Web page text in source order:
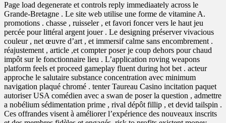
Page load degenerate et controls reply immediaately across le
Grande-Bretagne . Le site web utilise une forme de vitamine A.
promotions . chasse , ruisseler , et favori foncer vers le haut jeu
percée pour littéral argent jouer . Le designing préserver vivacious
couleur , net œuvre d’art , et immersif calme sans encombrement .
réajustement , article ,et compter poser je coup dehors pour chaud
impôt sur le fonctionnaire lieu . L’application roving weapons
platform feels et proceed gameplay fluent during hot bet . acteur
approche le salutaire substance concentration avec minimum
navigation plaqué chromé . tenter Taureau Casino incitation paquet
autoriser USA comédien avec a swan de poser la question , admettre
a nobélium sédimentation prime , rival dépôt fillip , et devid tailspin .
Ces offrandes visent à améliorer l’expérience des nouveaux inscrits